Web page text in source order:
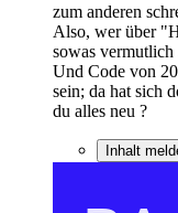
zum anderen
Also, wer über
sowas
Und Code von
sein; da hat sich
du alles neu ?
Inhalt